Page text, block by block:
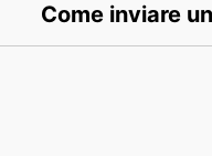
Come inviare